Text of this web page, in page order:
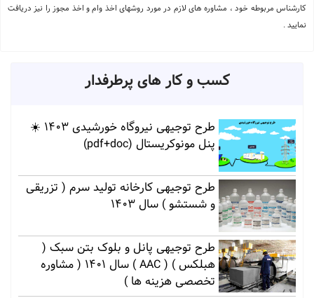
کارشناس مربوطه خود ، مشاوره های لازم در مورد روشهای اخذ وام و اخذ مجوز را نیز دریافت
نمایید .
کسب و کار های پرطرفدار
طرح توجیهی نیروگاه خورشیدی 1403 ☀️
پنل مونوکریستال (pdf+doc)
طرح توجیهی کارخانه تولید سرم ( تزریقی
و شستشو ) سال 1403
طرح توجیهی پانل و بلوک بتن سبک (
هبلکس ) ( AAC ) سال 1401 ( مشاوره
تخصصی هزینه ها )